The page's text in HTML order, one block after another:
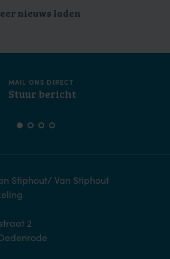
nieuws laden
MAIL ONS DIRECT
Stuur bericht
Stiphout/ Van Stiphout
2